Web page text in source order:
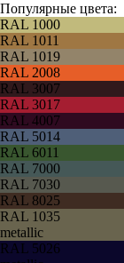
Популярные цвета:
RAL 1000
RAL 1011
RAL 1019
RAL 2008
RAL 3007
RAL 3017
RAL 4007
RAL 5014
RAL 6011
RAL 7000
RAL 7030
RAL 8025
RAL 1035
metallic
RAL 5026